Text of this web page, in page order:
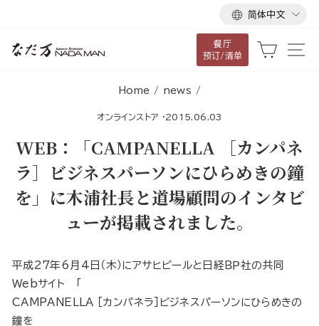
语
言
简体中文
餐厅
预订/清单
大车
Home / news /
オンラインストア ·2015.06.03
WEB：「CAMPANELLA ［カンパネ
ラ］ビジネスパーソンにひらめきの鐘
を」に木浦社長と道場顧問のインタビ
ューが掲載されました。
平成27年6月4日（木）にアサヒビールと日経ＢＰ社の共同
Webサイト 「
CAMPANELLA ［カンパネラ］ビジネスパーソンにひらめきの
鐘を